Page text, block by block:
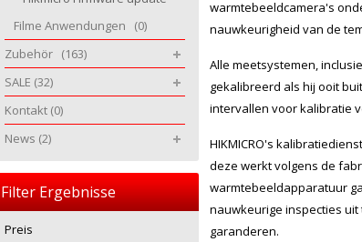
warmtebeeldcamera's
nauwkeurigheid van de
Alle meetsystemen,
gekalibreerd als hij ooit
intervallen voor kalibratie
HIKMICRO's
deze werkt volgens de
warmtebeeldapparatuur
nauwkeurige inspecties
garanderen.
Filme Anwendungen (0)
Zubehör (163)
SALE (32)
Kontakt (0)
News (2)
Filter Ergebnisse
Preis